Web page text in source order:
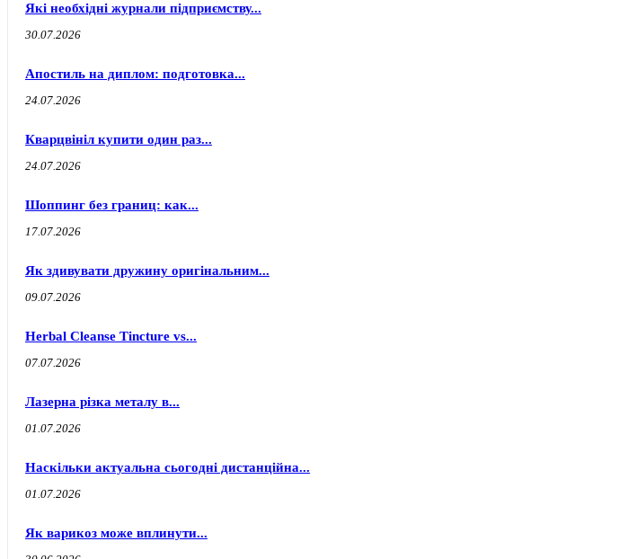
Які необхідні журнали підприємству...
30.07.2026
Апостиль на диплом: подготовка...
24.07.2026
Кварцвініл купити один раз...
24.07.2026
Шоппинг без границ: как...
17.07.2026
Як здивувати дружину оригінальним...
09.07.2026
Herbal Cleanse Tincture vs...
07.07.2026
Лазерна різка металу в...
01.07.2026
Наскільки актуальна сьогодні дистанційна...
01.07.2026
Як варикоз може вплинути...